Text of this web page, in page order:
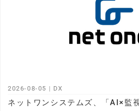
ネットワンシステムズ、「AI×監
2026-08-05 | DX